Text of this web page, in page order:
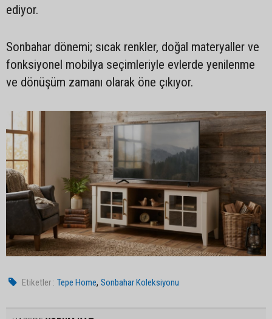
ediyor.
Sonbahar dönemi; sıcak renkler, doğal materyaller ve
fonksiyonel mobilya seçimleriyle evlerde yenilenme
ve dönüşüm zamanı olarak öne çıkıyor.
Etiketler : Tepe Home,Sonbahar Koleksiyonu